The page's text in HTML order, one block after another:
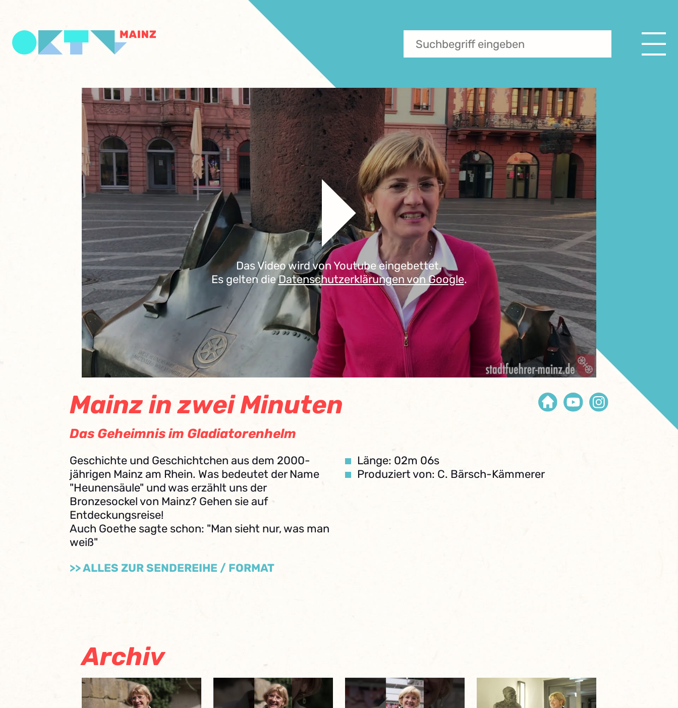
Das Video wird von Youtube eingebettet.
Es gelten dieDatenschutzerklärungen von Google.
Mainz in zwei Minuten
Das Geheimnis im Gladiatorenhelm
Geschichte und Geschichtchen aus dem 2000-
jährigen Mainz am Rhein. Was bedeutet der Name
"Heunensäule" und was erzählt uns der
Bronzesockel von Mainz? Gehen sie auf
Entdeckungsreise!
Auch Goethe sagte schon: "Man sieht nur, was man
weiß"
>> ALLES ZUR SENDEREIHE / FORMAT
Länge: 02m 06s
Produziert von: C. Bärsch-Kämmerer
Archiv